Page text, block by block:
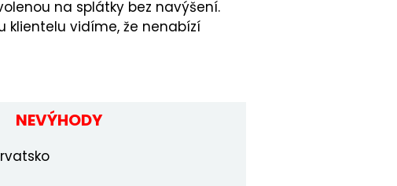
na splátky bez navýšení.
klientelu vidíme, že nenabízí
NEVÝHODY